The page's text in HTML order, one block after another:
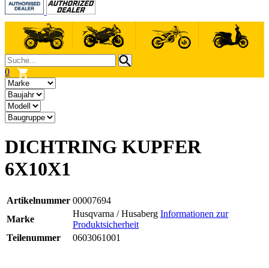
0
DICHTRING KUPFER
6X10X1
Artikelnummer 00007694
Marke
Husqvarna / Husaberg Informationen zur
Produktsicherheit
Teilenummer
0603061001